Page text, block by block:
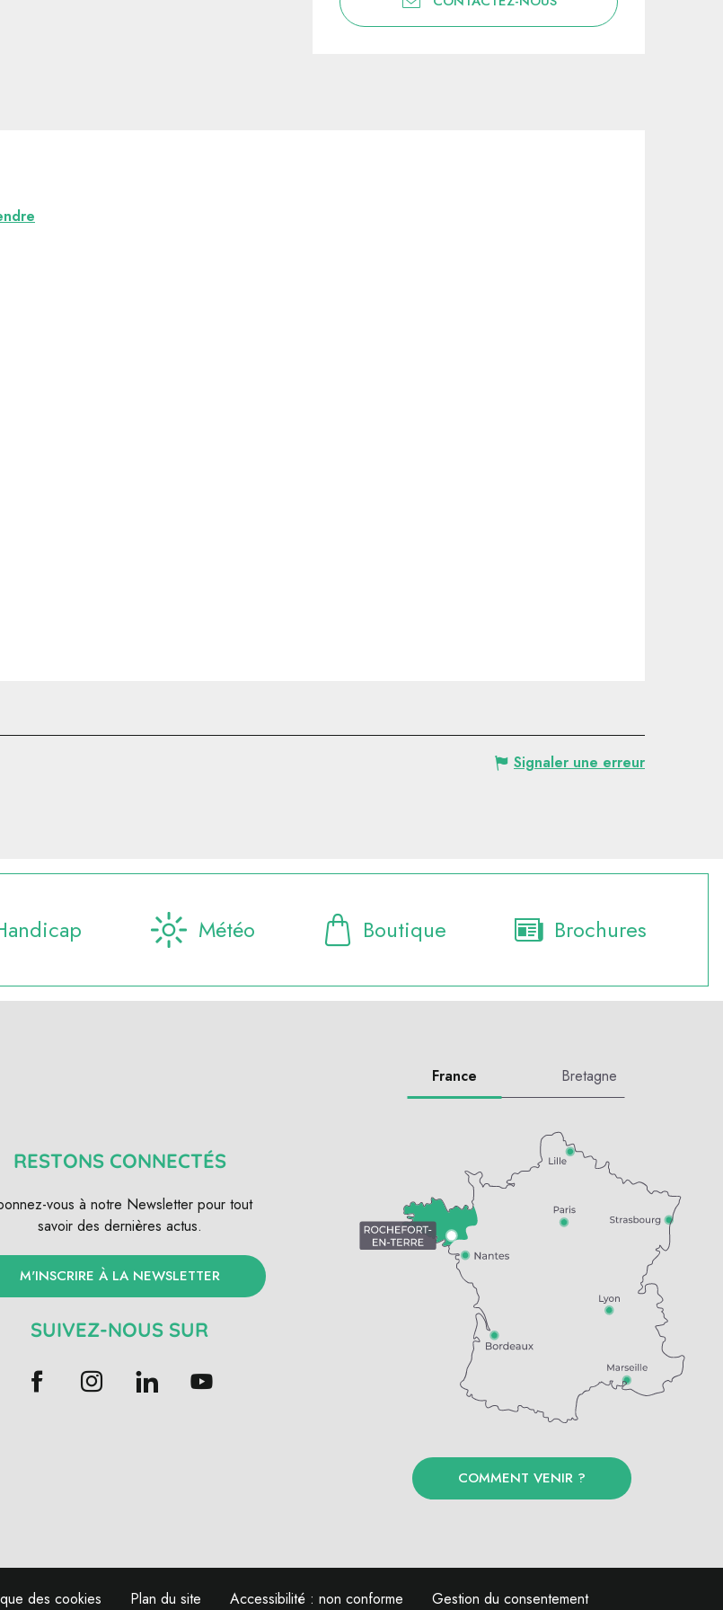
Signaler une erreur
Météo Boutique Brochures
RESTONS CONNECTÉS
vous à notre Newsletter pour tout
savoir des dernières actus.
M'INSCRIRE À LA NEWSLETTER
SUIVEZ-NOUS SUR
France Bretagne
COMMENT VENIR ?
des cookies Plan du site Accessibilité : non conforme Gestion du consentement